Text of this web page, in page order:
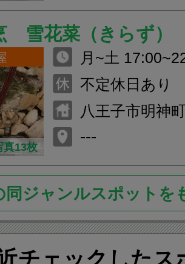
雪花菜（きらず）
真13枚
月~土
00） 日・祝日
日 ランチ
O.13:30）
不定休日あり
八王子市明神
---
同ジャンルスポットを
チェックしたス